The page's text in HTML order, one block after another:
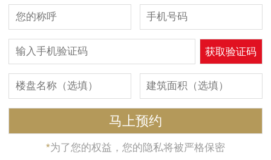
*为了您的权益，您的隐私将被严格保密